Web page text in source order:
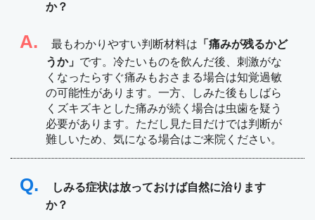
か？
A. 最もわかりやすい判断材料は 「痛みが残るかど
うか」 です。冷たいものを飲んだ後、刺激がな
くなったらすぐ痛みもおさまる場合は知覚過敏
の可能性があります。一方、しみた後もしばら
くズキズキとした痛みが続く場合は虫歯を疑う
必要があります。ただし見た目だけでは判断が
難しいため、気になる場合はご来院ください。
Q.
しみる症状は放っておけば自然に治ります
か？